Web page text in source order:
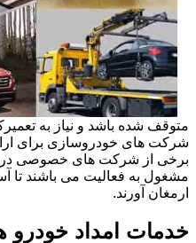
متوقف شده باشد و نیاز به
شرکت های خودروسازی برای
برخی از شرکت های خصوصی در
مشغول به فعالیت می باشند تا
ارمغان آورند.
خدمات امداد خودرو